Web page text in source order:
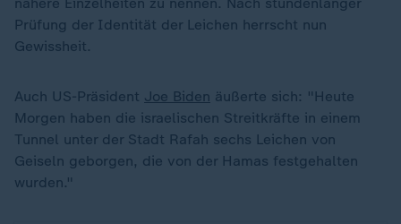
Prüfung der Identität der Leichen herrscht nun
Gewissheit.
Auch US-Präsident Joe Biden äußerte sich: "Heute
Morgen haben die israelischen Streitkräfte in einem
Tunnel unter der Stadt Rafah sechs Leichen von
Geiseln geborgen, die von der Hamas festgehalten
wurden."